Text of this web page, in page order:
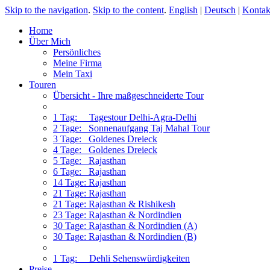
Skip to the navigation. Skip to the content. English | Deutsch |
Home
Über Mich
Persönliches
Meine Firma
Mein Taxi
Touren
Übersicht - Ihre maßgeschneiderte Tour
1 Tag: Tagestour Delhi-Agra-Delhi
2 Tage: Sonnenaufgang Taj Mahal Tour
3 Tage: Goldenes Dreieck
4 Tage: Goldenes Dreieck
5 Tage: Rajasthan
6 Tage: Rajasthan
14 Tage: Rajasthan
21 Tage: Rajasthan
21 Tage: Rajasthan & Rishikesh
23 Tage: Rajasthan & Nordindien
30 Tage: Rajasthan & Nordindien (A)
30 Tage: Rajasthan & Nordindien (B)
1 Tag: Dehli Sehenswürdigkeiten